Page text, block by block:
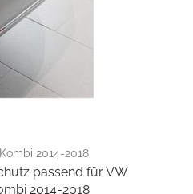
2014-2018
passend für VW
2014-2018